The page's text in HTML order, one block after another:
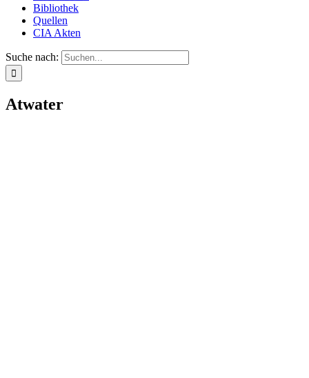
Bibliothek
Quellen
CIA Akten
Suche nach:
Atwater